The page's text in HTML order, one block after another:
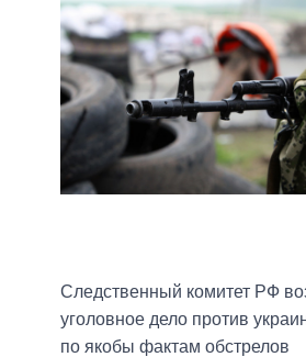
Следственный комитет РФ
уголовное дело против
по якобы фактам обстрелов